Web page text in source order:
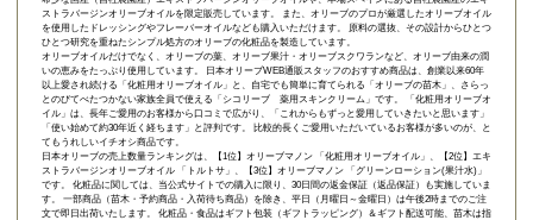
ストラバージンオリーブオイルを限定販売しています。 また、オリーブのプロが厳選したオリーブオイル
を使用したドレッシングやフレーバーオイルなども購入いただけます。 原料の選抜、その設計からひとつ
ひとつ研究を重ねたシンプル処方のオリーブの化粧品を製造しています。
オリーブオイルだけでなく、オリーブの葉、オリーブ果汁・オリーブスクワランなど、オリーブ由来の潤
いの恵みをたっぷり使用しています。 日本オリーブWEB通販スタッフのおすすめ商品は、創業以来60年
以上愛され続ける「化粧用オリーブオイル 」と、自宅でも簡単に育てられる「オリーブの苗木 」、さらっ
とのびてべたつかない家族全員で使える「 シコリーブ 薬用スキンクリーム 」です。 「化粧用オリーブオ
イル」は、長年ご愛用のお客様から口コミで広がり、「これからもずっと愛用していきたいと思います」
「使い始めて約30年近く経ちます」と評判です。 比較的長くご愛用いただいているお客様が多いのが、と
てもうれしいイチオシ商品です。
日本オリーブの売上数量ランキングは、【1位】オリーブマノン 「化粧用オリーブオイル 」、【2位】
エキ
ストラバージンオリーブオイル 「トルトサ」
、【3位】 オリーブマノン 「グリーンローション(果汁水)」
です。 化粧品に関しては、当公式サイトでの購入に限り、 30日間の返金保証（返品保証）
も実施していま
す。 一部商品（苗木・予約商品・入荷待ち商品）を除き、平日（月曜日～金曜日）は午後2時までのご注
文で即日出荷いたします。 化粧品・食品はギフト包装（ギフトラッピング）＆ギフト配送可能、苗木は指